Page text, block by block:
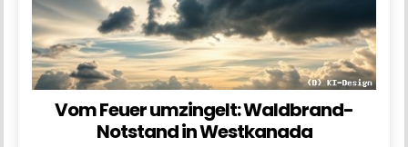
Vom Feuer umzingelt: Waldbrand-
Notstand in Westkanada